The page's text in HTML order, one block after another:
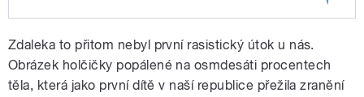
Zdaleka to přitom nebyl první rasistický útok u nás.
Obrázek holčičky popálené na osmdesáti procentech
těla, která jako první dítě v naší republice přežila zranění